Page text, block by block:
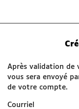
SITES UTILES
Après validation de
vous sera envoyé
de votre compte.
Courriel